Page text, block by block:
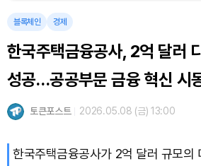
Solana (SOL)
TRON (TRX)
Hyperliquid (HYPE)
Bitcoin (BTC)
블록체인 경제
한국주택금융공사, 2억 달러
성공…공공부문 금융 혁신 시
토큰포스트 2026.05.08 (금) 13:00
한국주택금융공사가 2억 달러 규모의